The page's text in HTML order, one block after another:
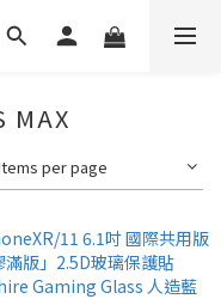
MAX
per page